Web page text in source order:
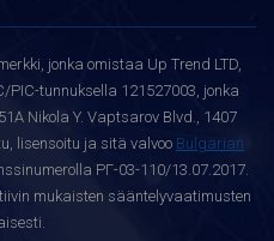
jonka omistaa Up Trend LTD,
tunnuksella 121527003, jonka
Nikola Y. Vaptsarov Blvd., 1407
lisensoitu ja sitä valvoo Bulgarian
РГ-03-110/13.07.2017.
mukaisten sääntelyvaatimusten